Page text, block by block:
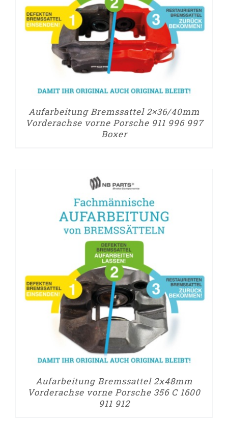
Aufarbeitung Bremssattel 2×36/40mm
Vorderachse vorne Porsche 911 996 997
Boxer
Aufarbeitung Bremssattel 2x48mm
Vorderachse vorne Porsche 356 C 1600
911 912